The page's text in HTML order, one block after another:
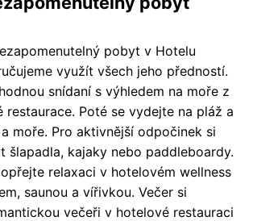
pobyt v Hotelu
využít všech jeho předností.
snídaní s výhledem na moře z
restaurace. Poté se vydejte na pláž a
moře. Pro aktivnější odpočinek si
šlapadla, kajaky nebo paddleboardy.
relaxaci v hotelovém wellness
saunou a vířivkou. Večer si
večeři v hotelové restauraci